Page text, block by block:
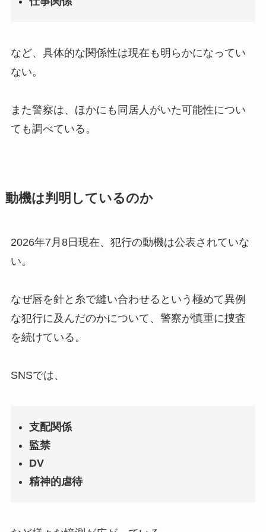
など、具体的な関係性は現在も明らかになってい
ない。
また警察は、ほかにも同居人がいた可能性につい
ても調べている。
動機は判明しているのか
2026年7月8日現在、犯行の動機は公表されていな
い。
なぜ唇を針と糸で縫い合わせるという極めて異例
な犯行に及んだのかについて、警察が慎重に捜査
を続けている。
SNSでは、
支配関係
監禁
DV
精神的虐待